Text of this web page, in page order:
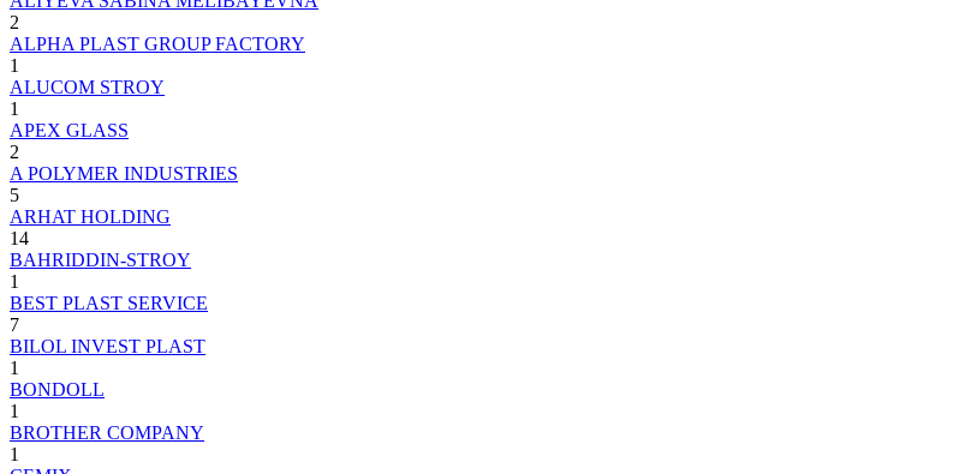
2
ALPHA PLAST GROUP FACTORY
1
ALUCOM STROY
1
APEX GLASS
2
A POLYMER INDUSTRIES
5
ARHAT HOLDING
14
BAHRIDDIN-STROY
1
BEST PLAST SERVICE
7
BILOL INVEST PLAST
1
BONDOLL
1
BROTHER COMPANY
1